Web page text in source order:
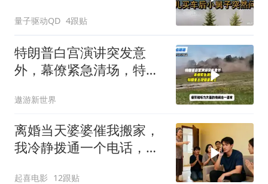
量子驱动QD 4跟贴
特朗普白宫演讲突发意
外，幕僚紧急清场，特朗
遨游新世界
离婚当天婆婆催我搬家，
我冷静拨通一个电话，全
起喜电影 12跟贴